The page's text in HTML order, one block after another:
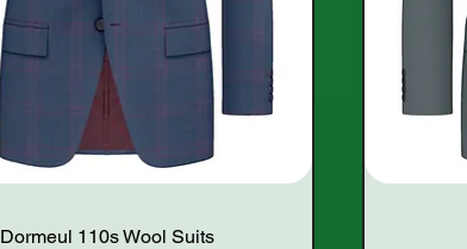
Dormeul 110s Wool Suits